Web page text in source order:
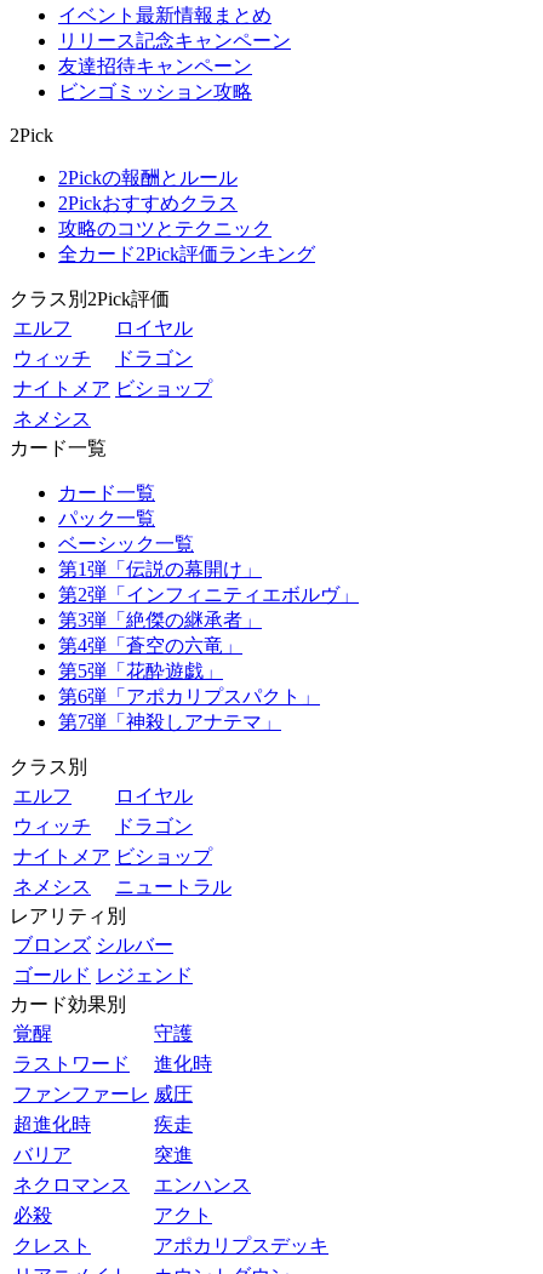
イベント最新情報まとめ
リリース記念キャンペーン
友達招待キャンペーン
ビンゴミッション攻略
2Pick
2Pickの報酬とルール
2Pickおすすめクラス
攻略のコツとテクニック
全カード2Pick評価ランキング
クラス別2Pick評価
エルフ
ロイヤル
ウィッチ
ドラゴン
ナイトメア ビショップ
ネメシス
カード一覧
カード一覧
パック一覧
ベーシック一覧
第1弾「伝説の幕開け」
第2弾「インフィニティエボルヴ」
第3弾「絶傑の継承者」
第4弾「蒼空の六竜」
第5弾「花酔遊戯」
第6弾「アポカリプスパクト」
第7弾「神殺しアナテマ」
クラス別
エルフ
ロイヤル
ウィッチ
ドラゴン
ナイトメア ビショップ
ネメシス
ニュートラル
レアリティ別
ブロンズ シルバー
ゴールド レジェンド
カード効果別
覚醒
守護
ラストワード
進化時
ファンファーレ 威圧
超進化時
疾走
バリア
突進
ネクロマンス
エンハンス
必殺
アクト
クレスト
アポカリプスデッキ